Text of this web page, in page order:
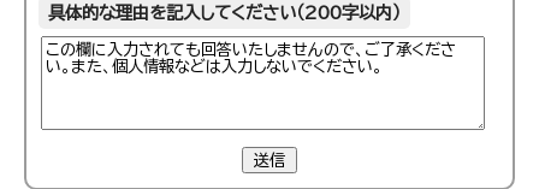
具体的な理由を記入してください（200字以内）
送信